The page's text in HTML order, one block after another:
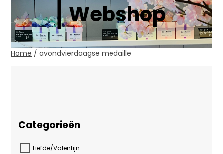
Webshop
Home / avondvierdaagse medaille
Categorieën
Liefde/Valentijn